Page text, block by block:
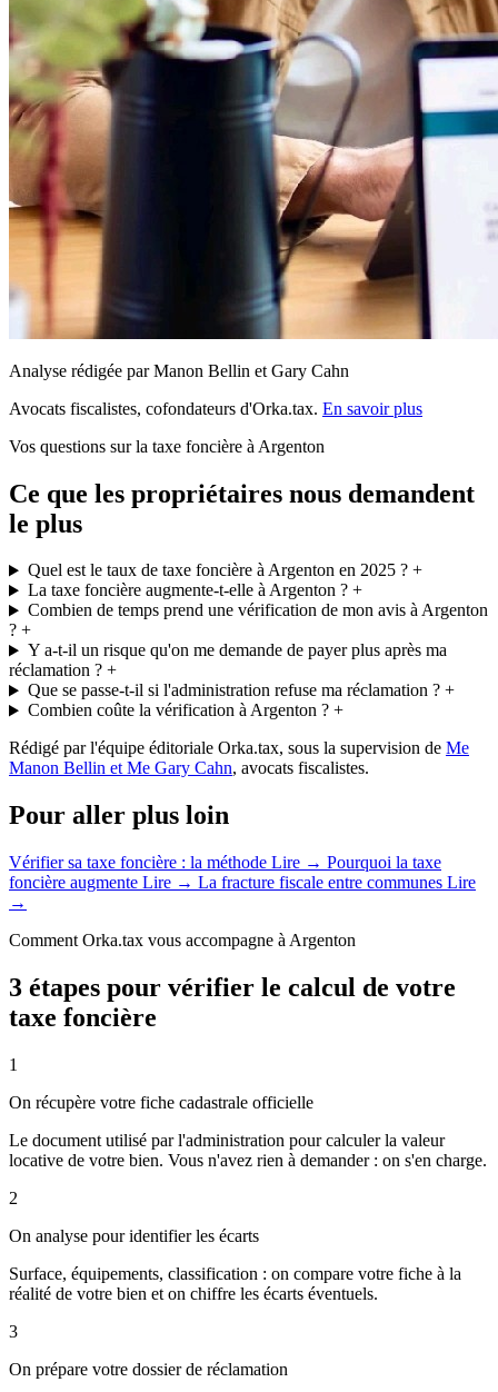
Analyse rédigée par Manon Bellin et Gary Cahn
Avocats fiscalistes, cofondateurs d'Orka.tax. En savoir plus
Vos questions sur la taxe foncière à Argenton
Ce que les propriétaires nous demandent
le plus
Quel est le taux de taxe foncière à Argenton en 2025 ?+
La taxe foncière augmente-t-elle à Argenton ?+
Combien de temps prend une vérification de mon avis à Argenton
? +
Y a-t-il un risque qu'on me demande de payer plus après ma
réclamation ? +
Que se passe-t-il si l'administration refuse ma réclamation ?+
Combien coûte la vérification à Argenton ?+
Rédigé par l'équipe éditoriale Orka.tax, sous la supervision de Me
Manon Bellin et Me Gary Cahn, avocats fiscalistes.
Pour aller plus loin
Vérifier sa taxe foncière : la méthode Lire → Pourquoi la taxe
foncière augmente Lire → La fracture fiscale entre communes Lire
→
Comment Orka.tax vous accompagne à Argenton
3 étapes pour vérifier le calcul de votre
taxe foncière
1
On récupère votre fiche cadastrale officielle
Le document utilisé par l'administration pour calculer la valeur
locative de votre bien. Vous n'avez rien à demander : on s'en charge.
2
On analyse pour identifier les écarts
Surface, équipements, classification : on compare votre fiche à la
réalité de votre bien et on chiffre les écarts éventuels.
3
On prépare votre dossier de réclamation